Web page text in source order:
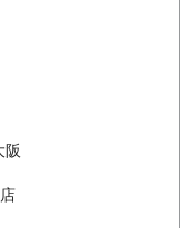
阪